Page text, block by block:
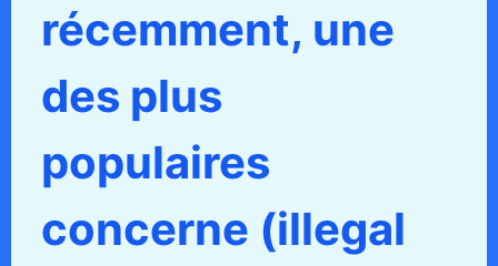
récemment, une
des plus
populaires
concerne (illegal